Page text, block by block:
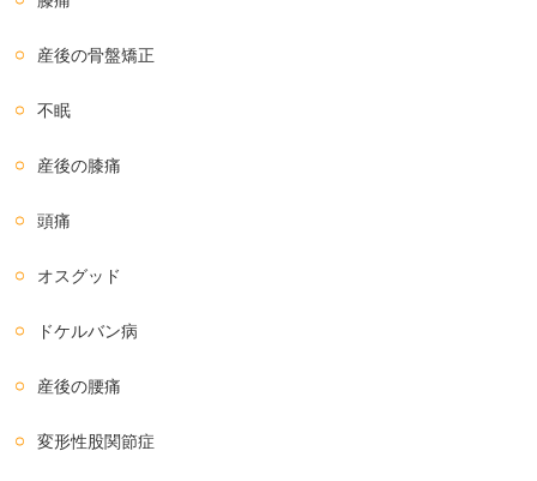
産後の骨盤矯正
不眠
産後の膝痛
頭痛
オスグッド
ドケルバン病
産後の腰痛
変形性股関節症